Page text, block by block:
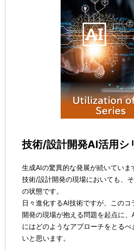
技術/設計開発AI活用シ
生成AIの驚異的な発展が続いていま
技術/設計開発の現場においても、
の状態です。
日々進化するAI技術ですが、この
開発の現場が抱える問題を起点に、
にはどのようなアプローチをとる
いと思います。